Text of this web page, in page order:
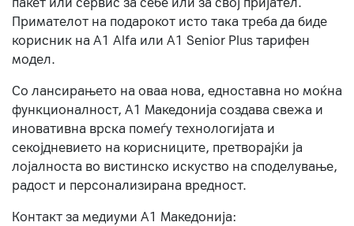
Примателот на подарокот исто така треба да биде
корисник на А1 Alfa или A1 Senior Plus тарифен
модел.
Со лансирањето на оваа нова, едноставна но моќна
функционалност, А1 Македонија создава свежа и
иновативна врска помеѓу технологијата и
секојдневието на корисниците, претворајќи ја
лојалноста во вистинско искуство на споделување,
радост и персонализирана вредност.
Контакт за медиуми А1 Македонија: